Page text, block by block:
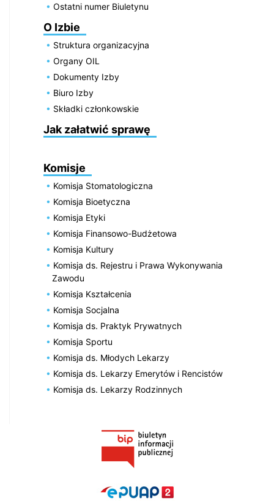
Ostatni numer Biuletynu
O Izbie
Struktura organizacyjna
Organy OIL
Dokumenty Izby
Biuro Izby
Składki członkowskie
Jak załatwić sprawę
Komisje
Komisja Stomatologiczna
Komisja Bioetyczna
Komisja Etyki
Komisja Finansowo-Budżetowa
Komisja Kultury
Komisja ds. Rejestru i Prawa Wykonywania
Zawodu
Komisja Kształcenia
Komisja Socjalna
Komisja ds. Praktyk Prywatnych
Komisja Sportu
Komisja ds. Młodych Lekarzy
Komisja ds. Lekarzy Emerytów i Rencistów
Komisja ds. Lekarzy Rodzinnych